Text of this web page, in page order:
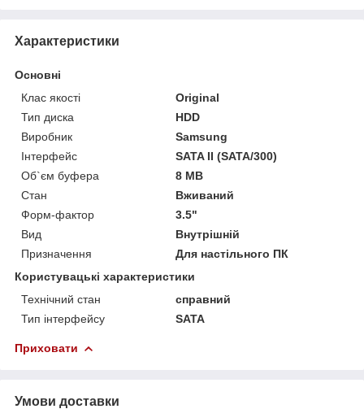
Характеристики
Основні
Клас якості
Original
Тип диска
HDD
Виробник
Samsung
Інтерфейс
SATA II (SATA/300)
Об`єм буфера
8 MB
Стан
Вживаний
Форм-фактор
3.5"
Вид
Внутрішній
Призначення
Для настільного ПК
Користувацькі характеристики
Технічний стан
справний
Тип інтерфейсу
SATA
Приховати
Умови доставки